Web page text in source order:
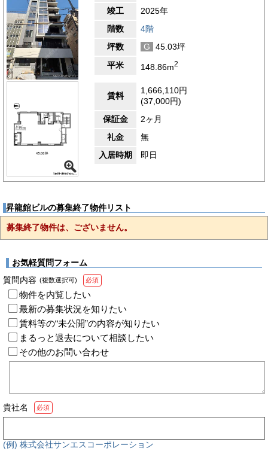
竣工
2025年
階数
4階
坪数
G
45.03坪
平米
148.86m2
賃料
1,666,110円
(37,000円)
保証金
2ヶ月
礼金
無
入居時期
即日
昇龍館ビルの募集終了物件リスト
募集終了物件は、ございません。
お気軽質問フォーム
質問内容 (複数選択可) 必須
物件を内覧したい
最新の募集状況を知りたい
賃料等の“未公開”の内容が知りたい
まるっと退去について相談したい
その他のお問い合わせ
貴社名 必須
(例) 株式会社サンエスコーポレーション